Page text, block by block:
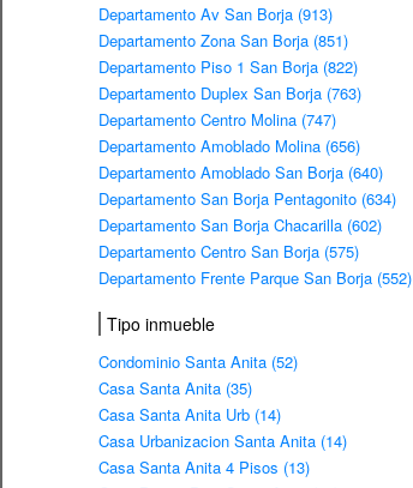
Departamento Av San Borja (913)
Departamento Zona San Borja (851)
Departamento Piso 1 San Borja (822)
Departamento Duplex San Borja (763)
Departamento Centro Molina (747)
Departamento Amoblado Molina (656)
Departamento Amoblado San Borja (640)
Departamento San Borja Pentagonito (634)
Departamento San Borja Chacarilla (602)
Departamento Centro San Borja (575)
Departamento Frente Parque San Borja (552)
Tipo inmueble
Condominio Santa Anita (52)
Casa Santa Anita (35)
Casa Santa Anita Urb (14)
Casa Urbanizacion Santa Anita (14)
Casa Santa Anita 4 Pisos (13)